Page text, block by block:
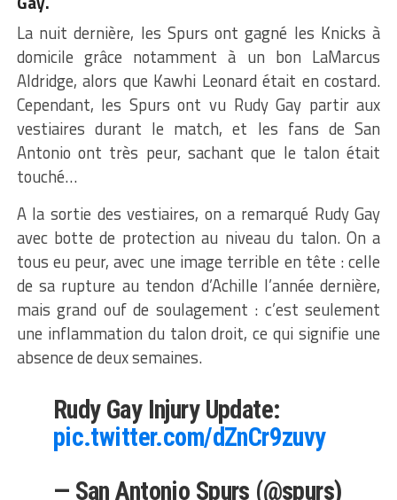
La nuit dernière, les Spurs ont gagné les Knicks à
domicile grâce notamment à un bon LaMarcus
Aldridge, alors que Kawhi Leonard était en costard.
Cependant, les Spurs ont vu Rudy Gay partir aux
vestiaires durant le match, et les fans de San
Antonio ont très peur, sachant que le talon était
touché…
A la sortie des vestiaires, on a remarqué Rudy Gay
avec botte de protection au niveau du talon. On a
tous eu peur, avec une image terrible en tête : celle
de sa rupture au tendon d’Achille l’année dernière,
mais grand ouf de soulagement : c’est seulement
une inflammation du talon droit, ce qui signifie une
absence de deux semaines.
Rudy Gay Injury Update:
pic.twitter.com/dZnCr9zuvy
— San Antonio Spurs (@spurs)